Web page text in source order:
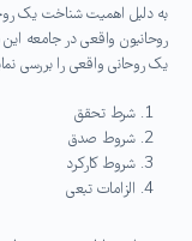
به دلیل اهمیت شناخت یک
روحانیون واقعی در جامعه
یک روحانی واقعی را بررسی
شرط تحقق
شروط صدق
شروط کارکرد
الزامات تبعی